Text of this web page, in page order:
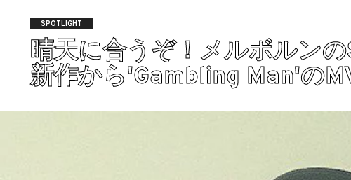
SPOTLIGHT
晴天に合うぞ！メルボルン
新作から'Gambling Man'の